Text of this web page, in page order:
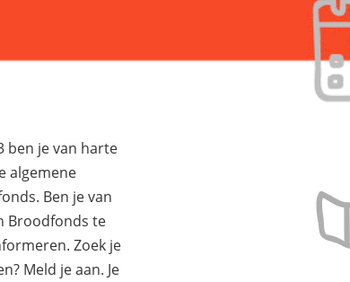
ben je van harte
algemene
Ben je van
Broodfonds te
Zoek je
Meld je aan. Je